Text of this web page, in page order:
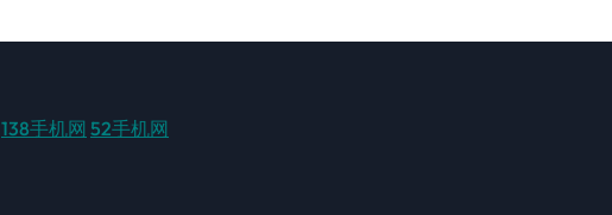
138手机网 52手机网